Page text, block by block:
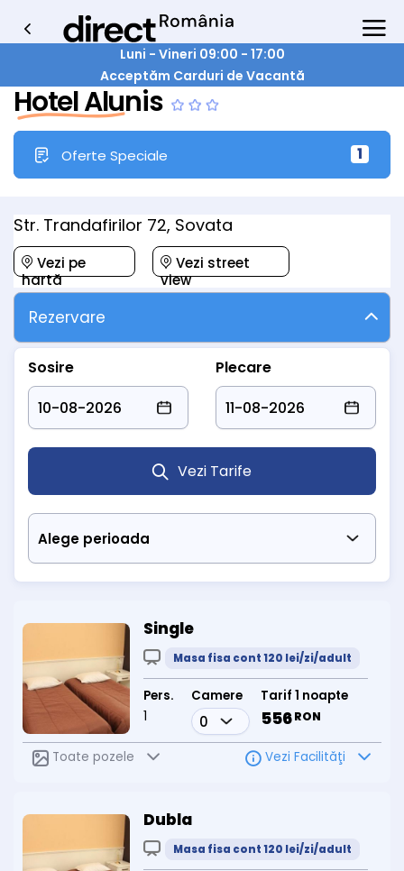
Luni - Vineri 09:00 - 17:00
Acceptăm Carduri de Vacantă
Hotel Alunis
Oferte Speciale 1
Str. Trandafirilor 72, Sovata
Vezi pe
hartă
Vezi street
view
Rezervare
Sosire Plecare
Vezi Tarife
Single
Masa fisa cont 120 lei/zi/adult
Pers.
1
Camere Tarif 1 noapte
556RON
Toate pozele Vezi Facilităţi
Dubla
Masa fisa cont 120 lei/zi/adult